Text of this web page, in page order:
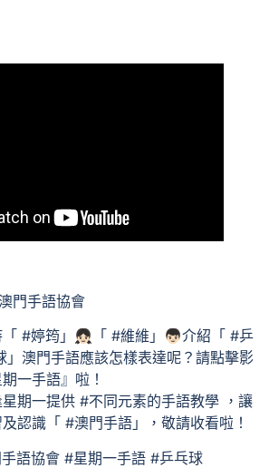
門手語協會
#婷筠」👧🏻「 #維維」👦🏻介紹「 #乒
」澳門手語應該怎樣表達呢？請點擊影
一手語』啦！
期一提供 #不同元素的手語教學 ，讓
認識「 #澳門手語」，敬請收看啦！
語協會 #星期一手語 #乒乓球